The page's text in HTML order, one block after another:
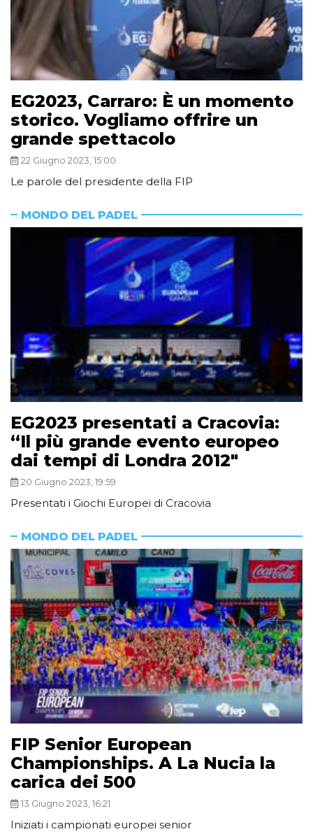
EG2023, Carraro: È un momento
storico. Vogliamo offrire un
grande spettacolo
22 Giugno 2023, 15:00
Le parole del presidente della FIP
MONDO DEL PADEL
EG2023 presentati a Cracovia:
“Il più grande evento europeo
dai tempi di Londra 2012″
20 Giugno 2023, 19:59
Presentati i Giochi Europei di Cracovia
MONDO DEL PADEL
FIP Senior European
Championships. A La Nucia la
carica dei 500
13 Giugno 2023, 16:21
Iniziati i campionati europei senior